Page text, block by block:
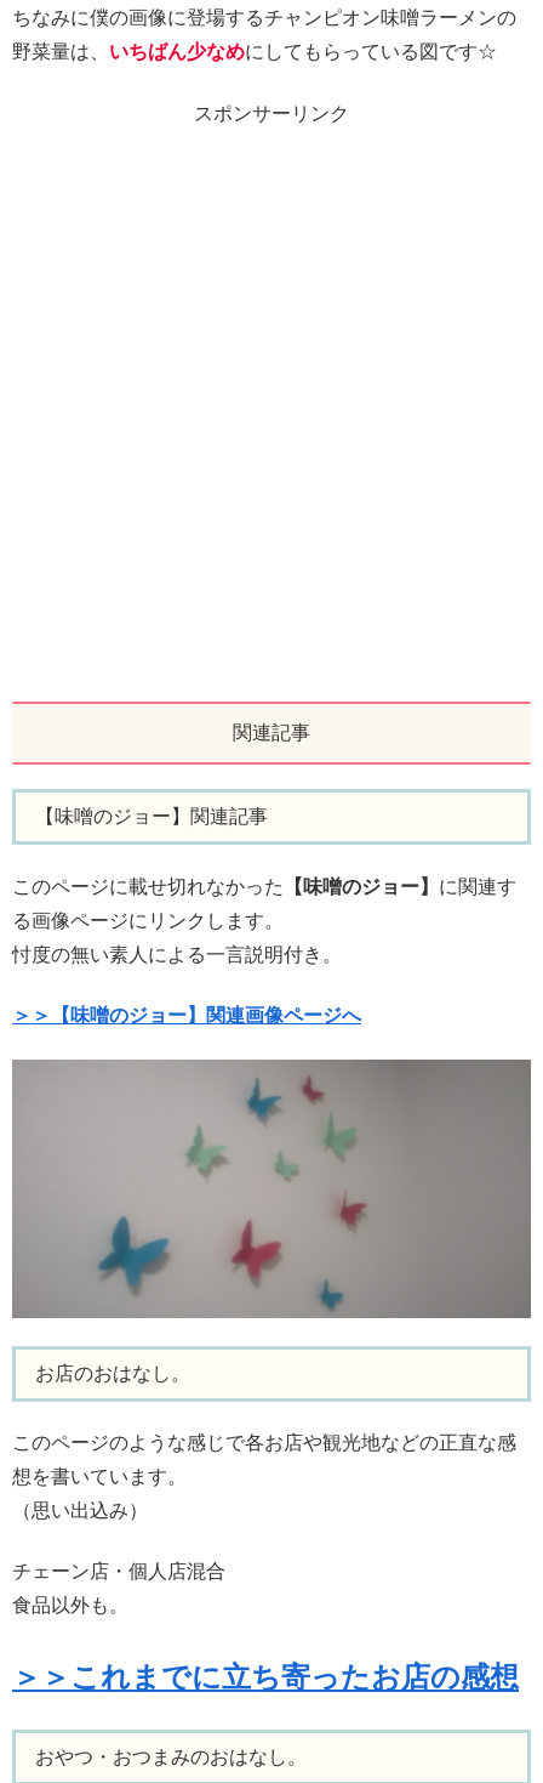
ちなみに僕の画像に登場するチャンピオン味噌ラーメンの
野菜量は、 いちばん少なめにしてもらっている図です☆
スポンサーリンク
関連記事
【味噌のジョー】関連記事
このページに載せ切れなかった 【味噌のジョー】 に関連す
る画像ページにリンクします。
忖度の無い素人による一言説明付き。
＞＞ 【味噌のジョー】 関連画像ページへ
お店のおはなし。
このページのような感じで各お店や観光地などの正直な感
想を書いています。
（思い出込み）
チェーン店・個人店混合
食品以外も。
＞＞これまでに立ち寄ったお店の感想
おやつ・おつまみのおはなし。